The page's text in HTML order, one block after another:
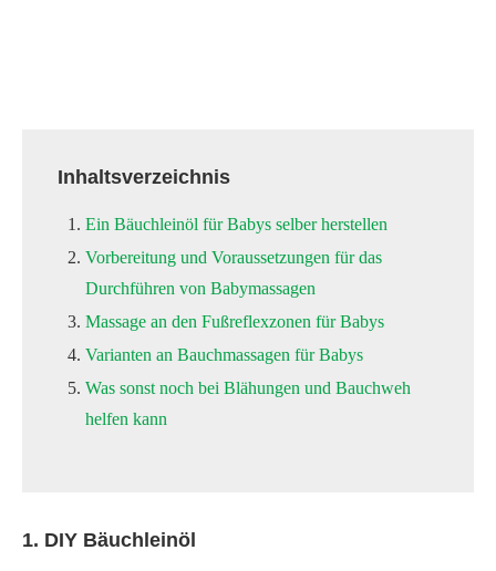
Inhaltsverzeichnis
Ein Bäuchleinöl für Babys selber herstellen
Vorbereitung und Voraussetzungen für das
Durchführen von Babymassagen
Massage an den Fußreflexzonen für Babys
Varianten an Bauchmassagen für Babys
Was sonst noch bei Blähungen und Bauchweh
helfen kann
1. DIY Bäuchleinöl